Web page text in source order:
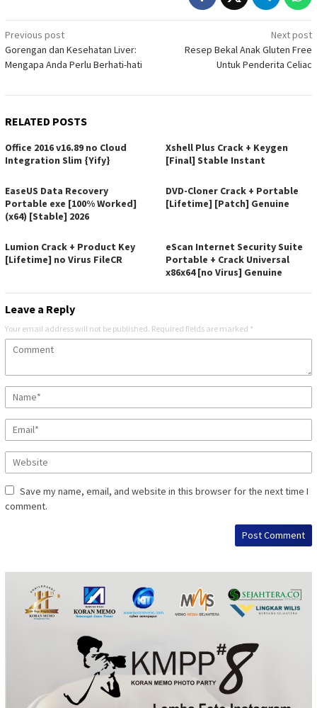
Post
navigation
Previous post
Gorengan dan Kesehatan Liver:
Mengapa Anda Perlu Berhati-hati
Next post
Resep Bekal Anak Gluten Free
Untuk Penderita Celiac
RELATED POSTS
Office 2016 v16.89 no Cloud
Integration Slim {Yify}
Xshell Plus Crack + Keygen
[Final] Stable Instant
EaseUS Data Recovery
Portable exe [100% Worked]
(x64) [Stable] 2026
DVD-Cloner Crack + Portable
[Lifetime] [Patch] Genuine
Lumion Crack + Product Key
[Lifetime] no Virus FileCR
eScan Internet Security Suite
Portable + Crack Universal
x86x64 [no Virus] Genuine
Leave a Reply
Your email address will not be published. Required fields are marked *
Save my name, email, and website in this browser for the next time I
comment.